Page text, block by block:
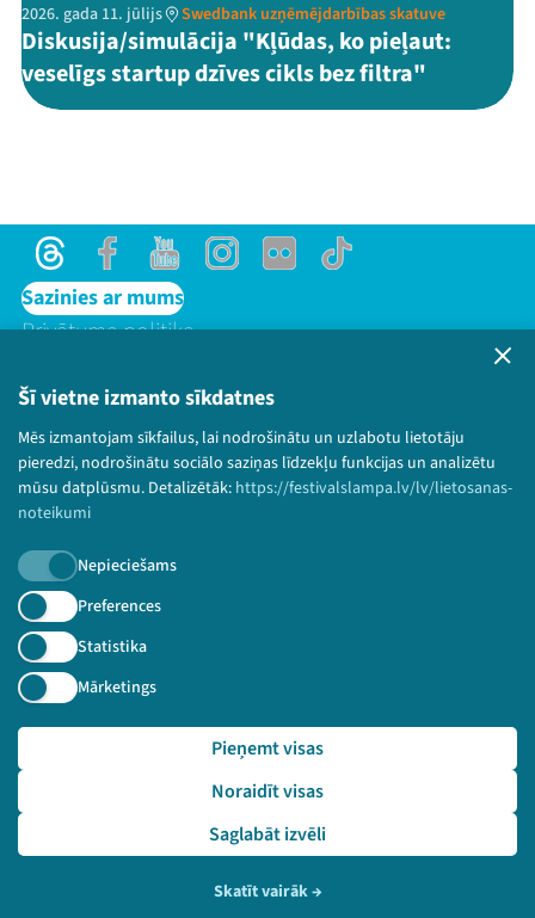
Šī vietne izmanto sīkdatnes
Mēs izmantojam sīkfailus, lai nodrošinātu un uzlabotu lietotāju
pieredzi, nodrošinātu sociālo saziņas līdzekļu funkcijas un analizētu
mūsu datplūsmu. Detalizētāk: https://festivalslampa.lv/lv/lietosanas-
noteikumi
Nepieciešams
Preferences
Statistika
Mārketings
Saglabāt izvēli
Noraidīt visas
Pieņemt visas
Skatīt vairāk→
2026. gada 11. jūlijs Swedbank uzņēmējdarbības skatuve
Diskusija/simulācija "Kļūdas, ko pieļaut:
veselīgs startup dzīves cikls bez filtra"
ThreadsFacebookYoutubeInstagram
Flick TikTok
Sazinies ar mums
Privātuma politika
Bērnu aizsardzības politika
© 2026 Sarunu festivāls LAMPA Visas tiesības
paturētas.
Piesakies jaunumiem!
Nepalaid garām aktuālāko informāciju!
🔗 https://festivalslampa.lv/lv/video-arhivs/2754?sp